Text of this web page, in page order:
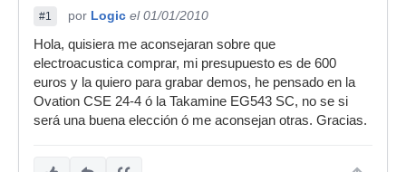
#1 por Logic el 01/01/2010
Hola, quisiera me aconsejaran sobre que
electroacustica comprar, mi presupuesto es de 600
euros y la quiero para grabar demos, he pensado en la
Ovation CSE 24-4 ó la Takamine EG543 SC, no se si
será una buena elección ó me aconsejan otras. Gracias.